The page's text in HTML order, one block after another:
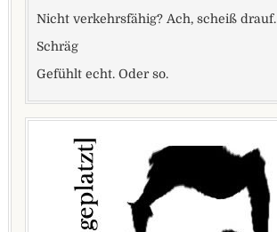
Nicht verkehrsfähig? Ach, scheiß drauf.
Schräg
Gefühlt echt. Oder so.